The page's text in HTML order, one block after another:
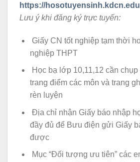
https://
Lưu ý khi đăng ký trực tuyến:
Giấy CN tốt nghiệp tạm thời
nghiệp THPT
Học bạ lớp 10,11,12 cần
trang điểm các môn và trang
rèn luyện
Địa chỉ nhận Giấy báo nhập
đầy đủ để Bưu điện gửi Giấy
được
Mục “Đối tượng ưu tiên” các